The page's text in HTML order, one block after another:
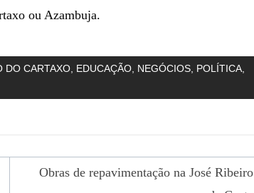
ou Azambuja.
DO CARTAXO EDUCAÇÃO NEGÓCIOS POLÍTICA
Obras de repavimentação na José Ribeiro